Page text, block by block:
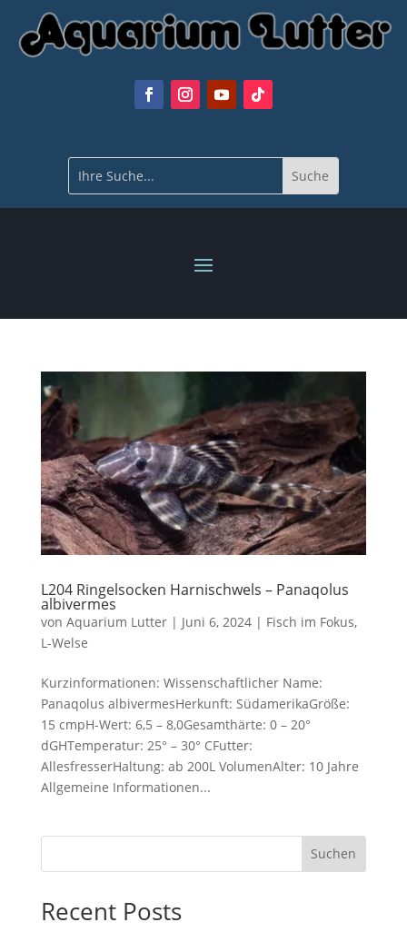
L204 Ringelsocken Harnischwels – Panaqolus
albivermes
von Aquarium Lutter| Juni 6, 2024| Fisch im Fokus,
L-Welse
Kurzinformationen: Wissenschaftlicher Name:
Panaqolus albivermesHerkunft: SüdamerikaGröße:
15 cmpH-Wert: 6,5 – 8,0Gesamthärte: 0 – 20°
dGHTemperatur: 25° – 30° CFutter:
AllesfresserHaltung: ab 200L VolumenAlter: 10 Jahre
Allgemeine Informationen...
Suchen
Recent Posts